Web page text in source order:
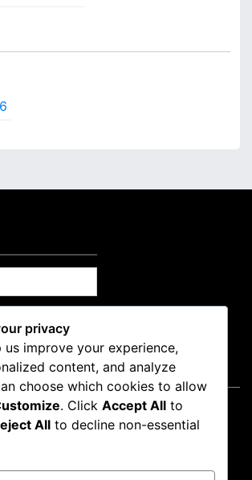
cookies
privacy
us improve your experience,
content, and analyze
choose which cookies to allow
. Click Accept All to
All to decline non-essential